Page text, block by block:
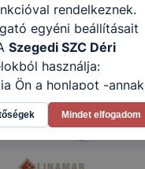
rendelkeznek.
egyéni beállításait
Szegedi SZC Déri
használja:
Ön a honlapot -annak
használja leginkább,
élményt, ha
ellenőrizheti és
engedélyezi a cookie-k
Mindet elfogadom